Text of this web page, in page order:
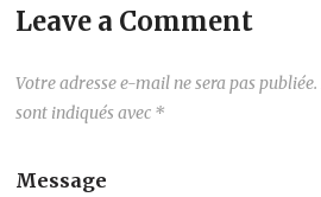
Leave a Comment
Votre adresse e-mail ne sera pas publiée.
sont indiqués avec *
Message